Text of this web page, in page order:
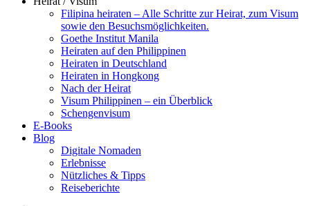
Filipina heiraten – Alle Schritte zur Heirat, zum Visum
sowie den Besuchsmöglichkeiten.
Goethe Institut Manila
Heiraten auf den Philippinen
Heiraten in Deutschland
Heiraten in Hongkong
Nach der Heirat
Visum Philippinen – ein Überblick
Schengenvisum
E-Books
Blog
Digitale Nomaden
Erlebnisse
Nützliches & Tipps
Reiseberichte